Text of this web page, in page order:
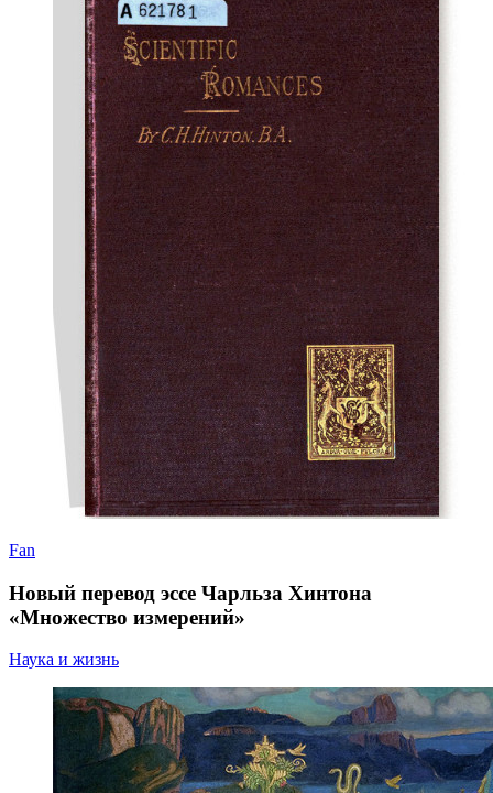
Fan
Новый перевод эссе Чарльза Хинтона
«Множество измерений»
Наука и жизнь